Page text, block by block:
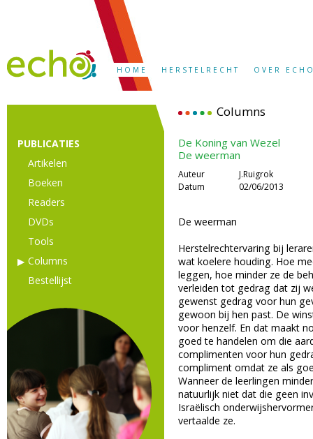
HOME HERSTELRECHT OVER
PUBLICATIES
Artikelen
Boeken
Readers
DVDs
Tools
Columns
Bestellijst
Columns
De Koning van Wezel
De weerman
Auteur
J.Ruigrok
Datum
02/06/2013
De weerman
Herstelrechtervaring bij
wat koelere houding. Hoe
leggen, hoe minder ze de
verleiden tot gedrag dat zij
gewenst gedrag voor hun
gewoon bij hen past. De
voor henzelf. En dat maakt
goed te handelen om die
complimenten voor hun
compliment omdat ze als
Wanneer de leerlingen
natuurlijk niet dat die geen
Israëlisch
vertaalde ze.